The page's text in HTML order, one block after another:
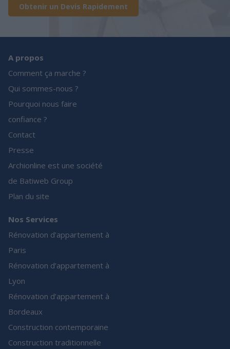
Obtenir un Devis Rapidement
A propos
Comment ça marche ?
Qui sommes-nous ?
Pourquoi nous faire
confiance ?
Contact
Presse
Archionline est une société
de Batiweb Group
Plan du site
Nos Services
Rénovation d’appartement à
Paris
Rénovation d’appartement à
Lyon
Rénovation d’appartement à
Bordeaux
Construction contemporaine
Construction traditionnelle